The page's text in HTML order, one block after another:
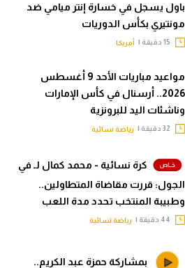
باول يسجل في خسارة إنتر ميامي ضد
مونتيري بكأس الدوريات
أمريكا
مواعيد مباريات الأحد 9 أغسطس
2026.. أرسنال في كأس الإمارات
وناشئات اليد للبرونزية
رياضة نسائية
كرة نسائية - محمد كمال لـ في
الجول: قررت مقاضاة المتطاولين..
وطبيبة المنتخب تحدد مدة اللعب
رياضة نسائية
بمشاركة حمزة عبد الكريم..